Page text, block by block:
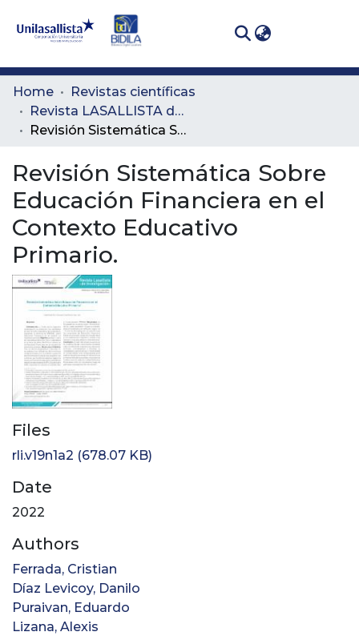
Communities
& Collections
Statistics
Home
Revistas científicas
Revista LASALLISTA de Investigación
Revisión Sistemática Sobre Educación Financiera en el Contexto Educativo Primario.
Revisión Sistemática Sobre
Educación Financiera en el
Contexto Educativo
Primario.
Files
rli.v19n1a2 (678.07 KB)
Date
2022
Authors
Ferrada, Cristian
Díaz Levicoy, Danilo
Puraivan, Eduardo
Lizana, Alexis